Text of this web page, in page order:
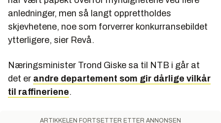
anledninger, men så langt opprettholdes
skjevhetene, noe som forverrer konkurransebildet
ytterligere, sier Revå.
Næringsminister Trond Giske sa til NTB i går at
det er andre departement som gir dårlige vilkår
til raffineriene.
ARTIKKELEN FORTSETTER ETTER ANNONSEN